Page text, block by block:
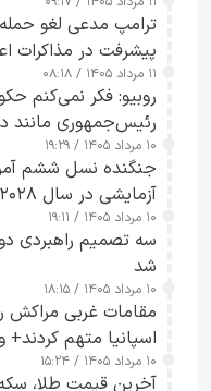
جاسوسی گفت
ترامپ
پیشرفت در مذاکرات
۱۱ مرداد ۱۴۰۵ / ۰۸:۱۸
روبیو: فکر نمی‌کنم
رئیس‌جمهوری مانند
کسی که واقعاً دست به
۱۰ مرداد ۱۴۰۵ / ۱۹:۲۹
آزمایشی در سال ۲۰۲۸ انجام می‌شود
۱۰ مرداد ۱۴۰۵ / ۱۹:۱۱
سه تصمیم راهبردی
شد
۱۰ مرداد ۱۴۰۵ / ۱۸:۱۵
مقامات غربی مراکش
اسپانیا متهم کردند+
۱۰ مرداد ۱۴۰۵ / ۱۵:۲۴
آخرین قیمت طلا، سکه و ارز